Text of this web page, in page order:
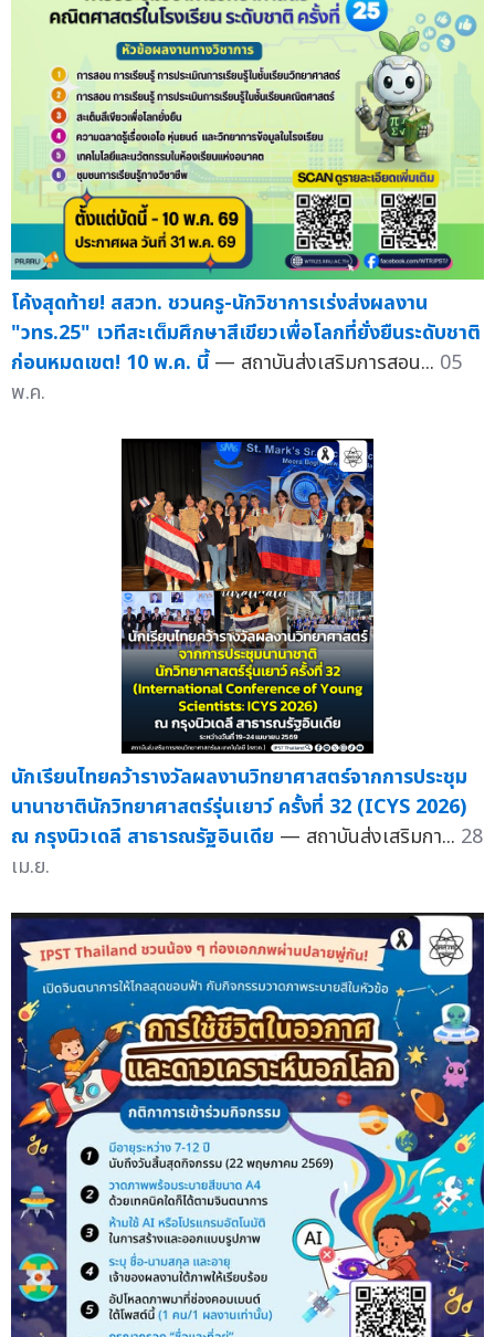
โค้งสุดท้าย! สสวท. ชวนครู-นักวิชาการเร่งส่งผลงาน
"วทร.25" เวทีสะเต็มศึกษาสีเขียวเพื่อโลกที่ยั่งยืนระดับชาติ
ก่อนหมดเขต! 10 พ.ค. นี้ — สถาบันส่งเสริมการสอน... 05
พ.ค.
นักเรียนไทยคว้ารางวัลผลงานวิทยาศาสตร์จากการประชุม
นานาชาตินักวิทยาศาสตร์รุ่นเยาว์ ครั้งที่ 32 (ICYS 2026)
ณ กรุงนิวเดลี สาธารณรัฐอินเดีย — สถาบันส่งเสริมกา... 28
เม.ย.